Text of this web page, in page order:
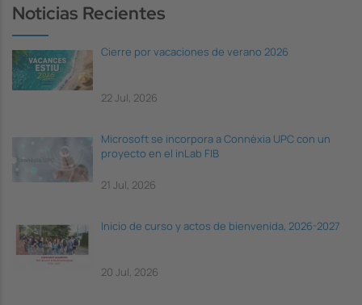
Noticias Recientes
Cierre por vacaciones de verano 2026
22 Jul, 2026
Microsoft se incorpora a Connèxia UPC con un
proyecto en el inLab FIB
21 Jul, 2026
Inicio de curso y actos de bienvenida, 2026-2027
20 Jul, 2026